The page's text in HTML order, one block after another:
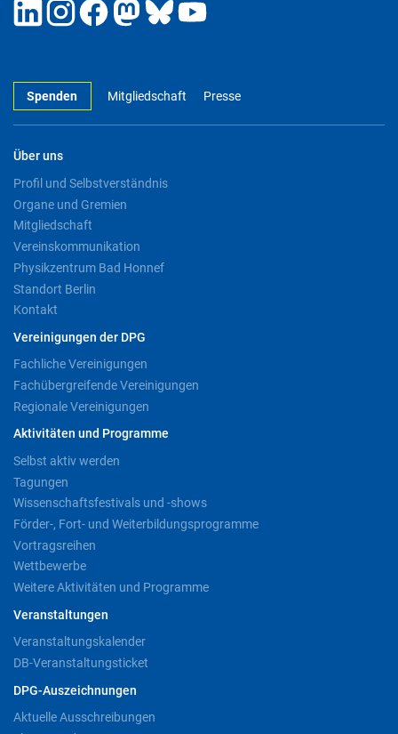
Spenden Mitgliedschaft Presse
Über uns
Profil und Selbstverständnis
Organe und Gremien
Mitgliedschaft
Vereinskommunikation
Physikzentrum Bad Honnef
Standort Berlin
Kontakt
Vereinigungen der DPG
Fachliche Vereinigungen
Fachübergreifende Vereinigungen
Regionale Vereinigungen
Aktivitäten und Programme
Selbst aktiv werden
Tagungen
Wissenschaftsfestivals und -shows
Förder-, Fort- und Weiterbildungsprogramme
Vortragsreihen
Wettbewerbe
Weitere Aktivitäten und Programme
Veranstaltungen
Veranstaltungskalender
DB-Veranstaltungsticket
DPG-Auszeichnungen
Aktuelle Ausschreibungen